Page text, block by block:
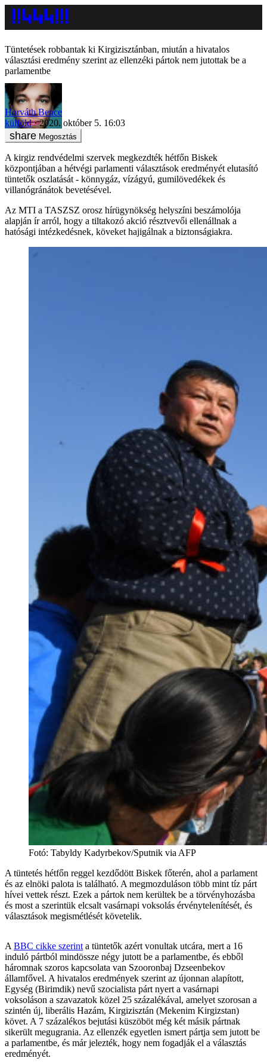
Tüntetések robbantak ki Kirgizisztánban, miután a hivatalos
választási eredmény szerint az ellenzéki pártok nem jutottak be a
parlamentbe
Horváth Bence
külföld
2020. október 5. 16:03
Megosztás
A kirgiz rendvédelmi szervek megkezdték hétfőn Biskek
központjában a hétvégi parlamenti választások eredményét elutasító
tüntetők oszlatását - könnygáz, vízágyú, gumilövedékek és
villanógránátok bevetésével.
Az MTI a TASZSZ orosz hírügynökség helyszíni beszámolója
alapján ír arról, hogy a tiltakozó akció résztvevői ellenállnak a
hatósági intézkedésnek, köveket hajigálnak a biztonságiakra.
Fotó: Tabyldy Kadyrbekov/Sputnik via AFP
A tüntetés hétfőn reggel kezdődött Biskek főterén, ahol a parlament
és az elnöki palota is található. A megmozduláson több mint tíz párt
hívei vettek részt. Ezek a pártok nem kerültek be a törvényhozásba
és most a szerintük elcsalt vasárnapi voksolás érvénytelenítését, és
választások megismétlését követelik.
A BBC cikke szerint a tüntetők azért vonultak utcára, mert a 16
induló pártból mindössze négy jutott be a parlamentbe, és ebből
háromnak szoros kapcsolata van Szooronbaj Dzseenbekov
államfővel. A hivatalos eredmények szerint az újonnan alapított,
Egység (Birimdik) nevű szocialista párt nyert a vasárnapi
voksoláson a szavazatok közel 25 százalékával, amelyet szorosan a
szintén új, liberális Hazám, Kirgizisztán (Mekenim Kirgizstan)
követ. A 7 százalékos bejutási küszöböt még két másik pártnak
sikerült megugrania. Az ellenzék egyetlen ismert pártja sem jutott be
a parlamentbe, és már jelezték, hogy nem fogadják el a választás
eredményét.